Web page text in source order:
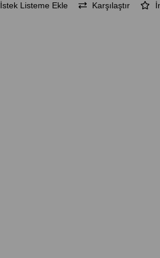
İstek Listeme Ekle Karşılaştır